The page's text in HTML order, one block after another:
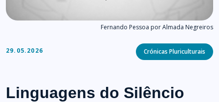
Fernando Pessoa por Almada Negreiros
29.05.2026 Categories
Crónicas Pluriculturais
Linguagens do Silêncio